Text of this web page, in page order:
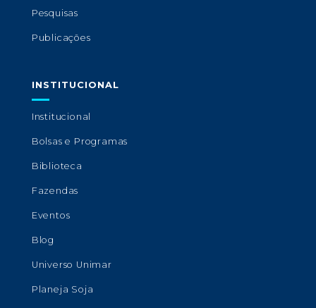
Pesquisas
Publicações
INSTITUCIONAL
Institucional
Bolsas e Programas
Biblioteca
Fazendas
Eventos
Blog
Universo Unimar
Planeja Soja